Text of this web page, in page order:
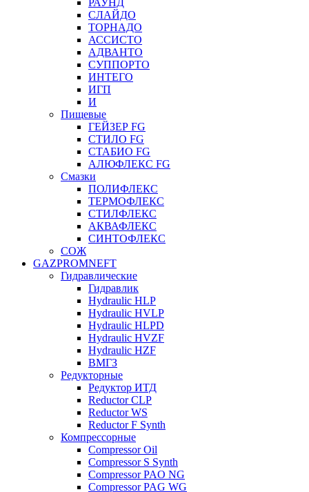
РАУНД
СЛАЙДО
ТОРНАДО
АССИСТО
АДВАНТО
СУППОРТО
ИНТЕГО
ИГП
И
Пищевые
ГЕЙЗЕР FG
СТИЛО FG
СТАБИО FG
АЛЮФЛЕКС FG
Смазки
ПОЛИФЛЕКС
ТЕРМОФЛЕКС
СТИЛФЛЕКС
АКВАФЛЕКС
СИНТОФЛЕКС
СОЖ
GAZPROMNEFT
Гидравлические
Гидравлик
Hydraulic HLP
Hydraulic HVLP
Hydraulic HLPD
Hydraulic HVZF
Hydraulic HZF
ВМГЗ
Редукторные
Редуктор ИТД
Reductor CLP
Reductor WS
Reductor F Synth
Компрессорные
Compressor Oil
Compressor S Synth
Compressor PAO NG
Compressor PAG WG